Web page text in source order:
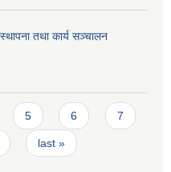
तथा कार्य सञ्चालन
5 6 7
last »